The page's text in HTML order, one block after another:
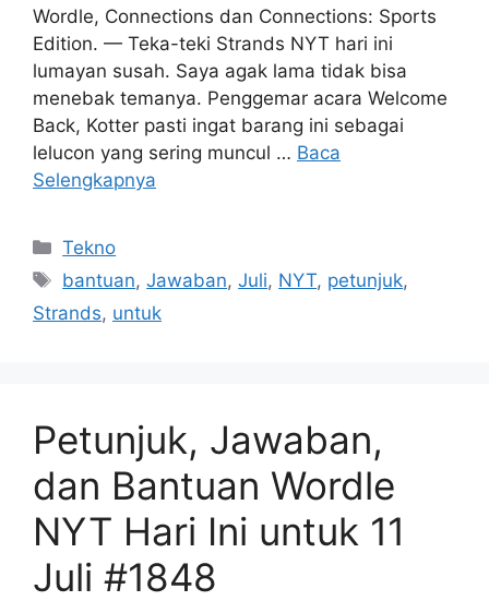
Wordle, Connections dan Connections: Sports
Edition. — Teka-teki Strands NYT hari ini
lumayan susah. Saya agak lama tidak bisa
menebak temanya. Penggemar acara Welcome
Back, Kotter pasti ingat barang ini sebagai
lelucon yang sering muncul … Baca
Selengkapnya
Kategori
Tekno
Tag
bantuan,Jawaban,Juli, NYT, petunjuk,
Strands, untuk
Petunjuk, Jawaban,
dan Bantuan Wordle
NYT Hari Ini untuk 11
Juli #1848